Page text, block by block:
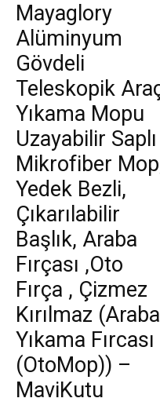
Mayaglory
Alüminyum
Gövdeli
Teleskopik
Yıkama Mopu
Uzayabilir Saplı
Mikrofiber
Yedek Bezli,
Çıkarılabilir
Başlık, Araba
Fırçası ,Oto
Fırça , Çizmez
Kırılmaz (Araba
Yıkama Fırcası
(OtoMop)) –
MaviKutu